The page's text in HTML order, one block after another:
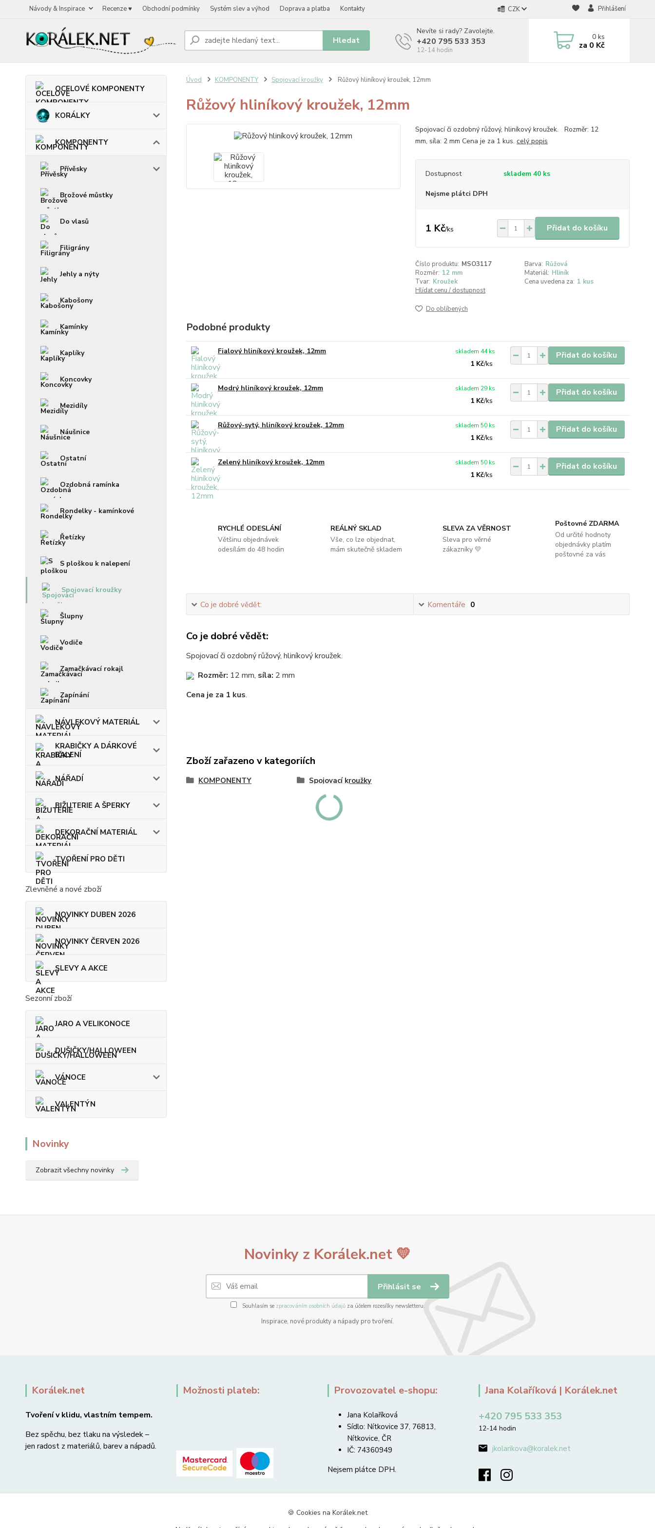
Návody & Inspirace Recenze ♥ Obchodní podmínky Systém slev a výhod Doprava a platba Kontakty CZK Přihlášení
Hledat
Nevíte si rady? Zavolejte.
+420 795 533 353
12-14 hodin
0ks
za 0 Kč
OCELOVÉ KOMPONENTY
KORÁLKY
KOMPONENTY
Přívěsky
Brožové můstky
Do vlasů
Filigrány
Jehly a nýty
Kabošony
Kamínky
Kaplíky
Koncovky
Mezidíly
Náušnice
Ostatní
Ozdobná ramínka
Rondelky - kamínkové
Řetízky
S ploškou k nalepení
Spojovací kroužky
Šlupny
Vodiče
Zamačkávací rokajl
Zapínání
NÁVLEKOVÝ MATERIÁL
KRABIČKY A DÁRKOVÉ
BALENÍ
NÁŘADÍ
BIŽUTERIE A ŠPERKY
DEKORAČNÍ MATERIÁL
TVOŘENÍ PRO DĚTI
Zlevněné a nové zboží
NOVINKY DUBEN 2026
NOVINKY ČERVEN 2026
SLEVY A AKCE
Sezonní zboží
JARO A VELIKONOCE
DUŠIČKY/HALLOWEEN
VÁNOCE
VALENTÝN
Novinky
Zobrazit všechny novinky
Úvod KOMPONENTY Spojovací kroužky Růžový hliníkový kroužek, 12mm
Růžový hliníkový kroužek, 12mm
Spojovací či ozdobný růžový, hliníkový kroužek. Rozměr: 12
mm, síla: 2 mm Cena je za 1 kus. celý popis
Dostupnost skladem 40 ks
Nejsme plátci DPH
1 Kč/ks Přidat do košíku
Číslo produktu: MSO3117 Barva: Růžová
Rozměr: 12 mm Materiál: Hliník
Tvar: Kroužek Cena uvedena za: 1 kus
Hlídat cenu / dostupnost
Do oblíbených
Podobné produkty
Fialový hliníkový kroužek, 12mm
1 Kč/ks
skladem 44 ks Přidat do košíku
Modrý hliníkový kroužek, 12mm
1 Kč/ks
skladem 29 ks Přidat do košíku
Růžový-sytý, hliníkový kroužek, 12mm
1 Kč/ks
skladem 50 ks Přidat do košíku
Zelený hliníkový kroužek, 12mm
1 Kč/ks
skladem 50 ks Přidat do košíku
RYCHLÉ ODESLÁNÍ
Většinu objednávek
odesílám do 48 hodin
REÁLNÝ SKLAD
Vše, co lze objednat,
mám skutečně skladem
SLEVA ZA VĚRNOST
Sleva pro věrné
zákazníky 💛
Poštovné ZDARMA
Od určité hodnoty
objednávky platím
poštovné za vás
Co je dobré vědět: Komentáře 0
Co je dobré vědět:
Spojovací či ozdobný růžový, hliníkový kroužek.
Rozměr: 12 mm, síla: 2 mm
Cena je za 1 kus.
Zboží zařazeno v kategoriích
KOMPONENTY Spojovací kroužky
Novinky z Korálek.net 💛
Přihlásit se
Souhlasím se zpracováním osobních údajůza účelem rozesílky newsletteru.
Inspirace, nové produkty a nápady pro tvoření.
Korálek.net
Tvoření v klidu, vlastním tempem.
Bez spěchu, bez tlaku na výsledek –
jen radost z materiálů, barev a nápadů.
Možnosti plateb: Provozovatel e-shopu:
Jana Kolaříková
Sídlo: Nítkovice 37, 76813,
Nítkovice, ČR
IČ: 74360949
Nejsem plátce DPH.
Jana Kolaříková | Korálek.net
+420 795 533 353
12-14 hodin
jkolarikova@koralek.net
🍪 Cookies na Korálek.net